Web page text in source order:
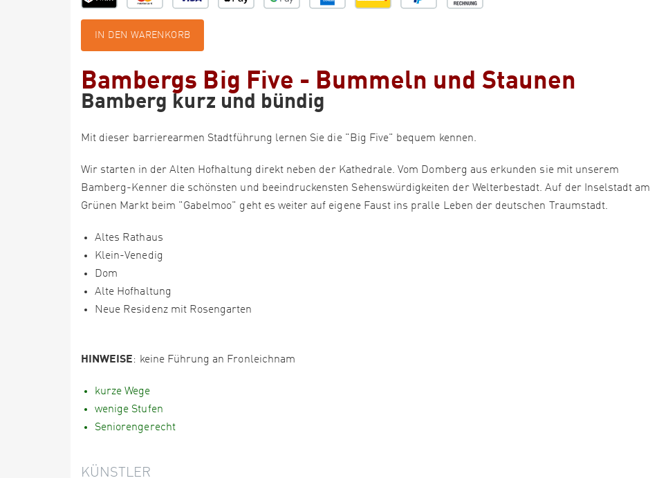
IN DEN WARENKORB
Bambergs Big Five - Bummeln und Staunen
Bamberg kurz und bündig
Mit dieser barrierearmen Stadtführung lernen Sie die "Big Five" bequem kennen.
Wir starten in der Alten Hofhaltung direkt neben der Kathedrale. Vom Domberg aus erkunden sie mit unserem
Bamberg-Kenner die schönsten und beeindruckensten Sehenswürdigkeiten der Welterbestadt. Auf der Inselstadt am
Grünen Markt beim "Gabelmoo" geht es weiter auf eigene Faust ins pralle Leben der deutschen Traumstadt.
Altes Rathaus
Klein-Venedig
Dom
Alte Hofhaltung
Neue Residenz mit Rosengarten
HINWEISE: keine Führung an Fronleichnam
kurze Wege
wenige Stufen
Seniorengerecht
KÜNSTLER